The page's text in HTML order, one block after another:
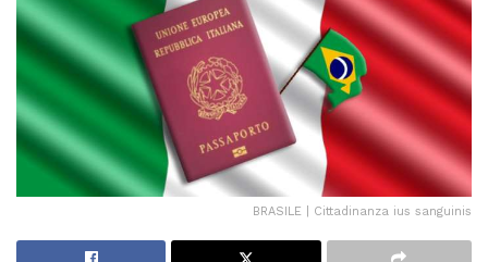
BRASILE | Cittadinanza ius sanguinis